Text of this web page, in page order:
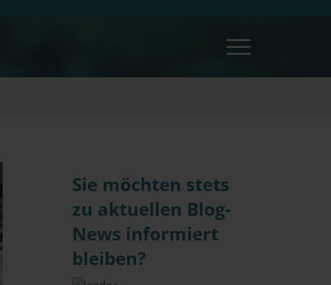
Sie möchten stets
zu aktuellen Blog-
News informiert
bleiben?